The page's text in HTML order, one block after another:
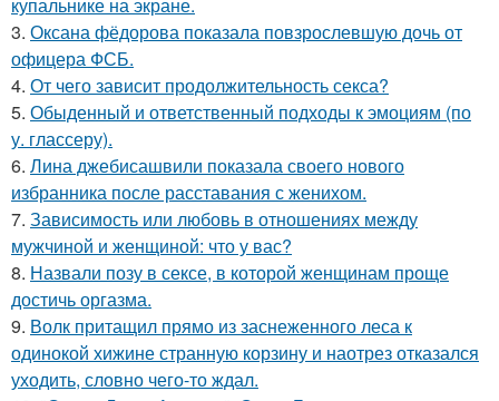
купальнике на экране.
3. Оксана фёдорова показала повзрослевшую дочь от
офицера ФСБ.
4. От чего зависит продолжительность секса?
5. Обыденный и ответственный подходы к эмоциям (по
у. глассеру).
6. Лина джебисашвили показала своего нового
избранника после расставания с женихом.
7. Зависимость или любовь в отношениях между
мужчиной и женщиной: что у вас?
8. Назвали позу в сексе, в которой женщинам проще
достичь оргазма.
9. Волк притащил прямо из заснеженного леса к
одинокой хижине странную корзину и наотрез отказался
уходить, словно чего-то ждал.